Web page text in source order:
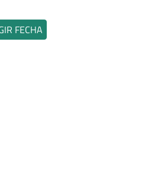
FECHA